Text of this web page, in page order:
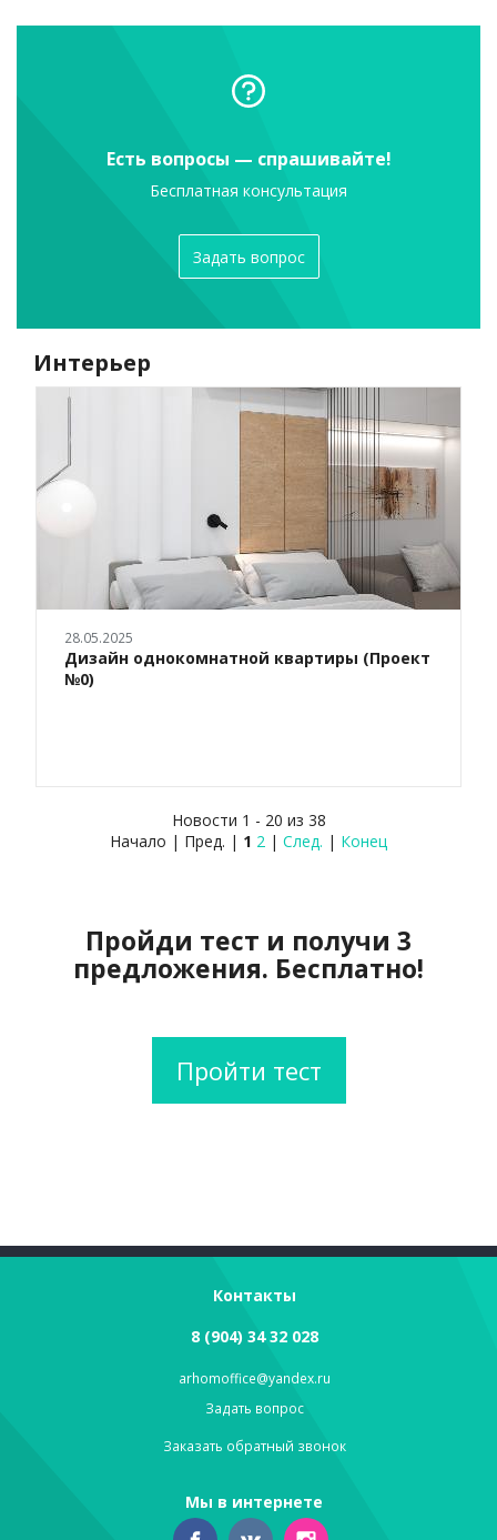
Есть вопросы — спрашивайте!
Бесплатная консультация
Задать вопрос
Интерьер
28.05.2025
Дизайн однокомнатной квартиры (Проект
№0)
Новости 1 - 20 из 38
Начало | Пред. | 1 2 | След. | Конец
Пройди тест и получи 3
предложения. Бесплатно!
Пройти тест
Контакты
8 (904) 34 32 028
arhomoffice@yandex.ru
Задать вопрос
Заказать обратный звонок
Мы в интернете